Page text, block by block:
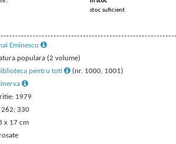
stoc suficient
Eminescu
populara (2 volume)
pentru toti
(nr. 1000, 1001)
1979
262; 330
x 17 cm